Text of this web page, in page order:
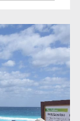
aguacate en